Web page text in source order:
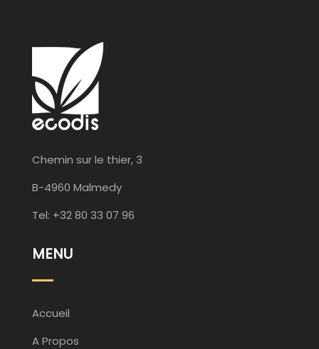
Chemin sur le thier, 3
B-4960 Malmedy
Tel: +32 80 33 07 96
MENU
Accueil
A Propos